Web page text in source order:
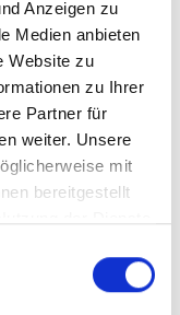
Anzeigen zu
Medien anbieten
Website zu
zu Ihrer
Partner für
weiter. Unsere
mit
bereitgestellt
werden.
Antworten